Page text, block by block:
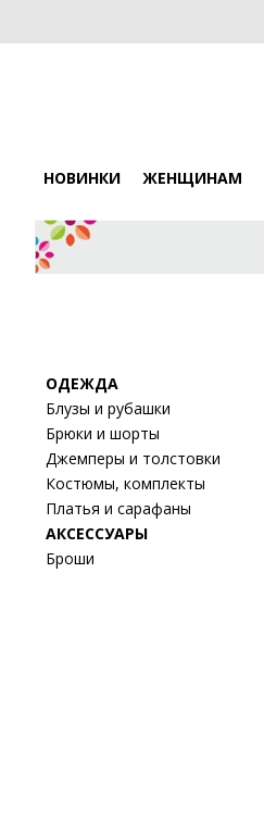
НОВИНКИ ЖЕНЩИНАМ
ОДЕЖДА
Блузы и рубашки
Брюки и шорты
Джемперы и толстовки
Костюмы, комплекты
Платья и сарафаны
АКСЕССУАРЫ
Броши